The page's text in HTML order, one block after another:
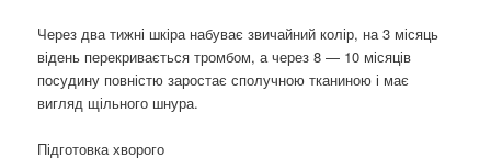
Через два тижні шкіра набуває звичайний колір, на 3 місяць
відень перекривається тромбом, а через 8 — 10 місяців
посудину повністю заростає сполучною тканиною і має
вигляд щільного шнура.
Підготовка хворого